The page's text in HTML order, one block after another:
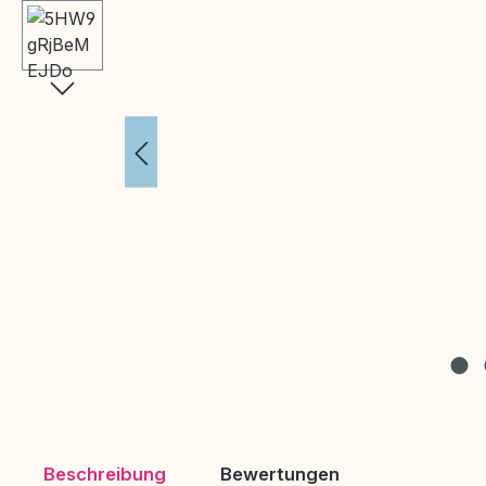
Beschreibung Bewertungen